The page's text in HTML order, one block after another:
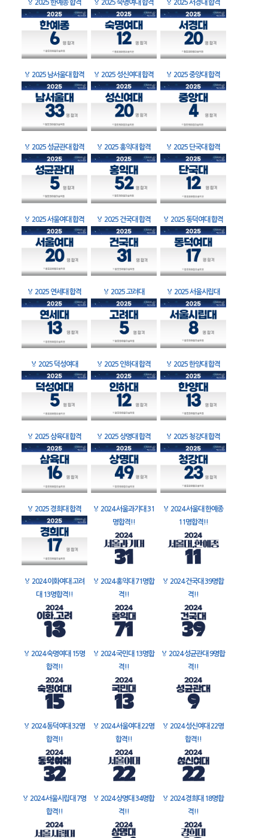
🏅 2025 한예종 합격 🏅 2025 숙명여대 합격 🏅 2025 서경대 합격
🏅 2025 남서울대 합격 🏅 2025 성신여대 합격 🏅 2025 중앙대 합격
🏅 2025 성균관대 합격 🏅 2025 홍익대 합격 🏅 2025 단국대 합격
🏅 2025 서울여대 합격 🏅 2025 건국대 합격 🏅 2025 동덕여대 합격
🏅 2025 연세대 합격 🏅 2025 고려대 🏅 2025 서울시립대
🏅 2025 덕성여대 🏅 2025 인하대 합격 🏅 2025 한양대 합격
🏅 2025 삼육대 합격 🏅 2025 상명대 합격 🏅 2025 청강대 합격
🏅 2025 경희대 합격 🏅 2024 서울과기대 31
명합격!!
🏅 2024 서울대 한예종
11명합격!!
🏅 2024 이화여대 고려
대 13명합격!!
🏅 2024 홍익대 71명합
격!!
🏅 2024 건국대 39명합
격!!
🏅 2024 숙명여대 15명
합격!!
🏅 2024 국민대 13명합
격!!
🏅 2024 성균관대 9명합
격!!
🏅 2024 동덕여대 32명
합격!!
🏅 2024 서울여대 22명
합격!!
🏅 2024 성신여대 22명
합격!!
🏅 2024 서울시립대 7명
합격!!
🏅 2024 상명대 34명합
격!!
🏅 2024 경희대 18명합
격!!